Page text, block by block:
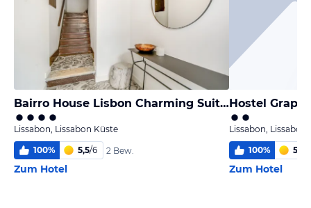
Bairro House Lisbon Charming Suites
Lissabon, Lissabon Küste
100% 5,5/6 2 Bew.
Zum Hotel
Hostel
Lissabon, Lissabon
100% 5,4
Zum Hotel